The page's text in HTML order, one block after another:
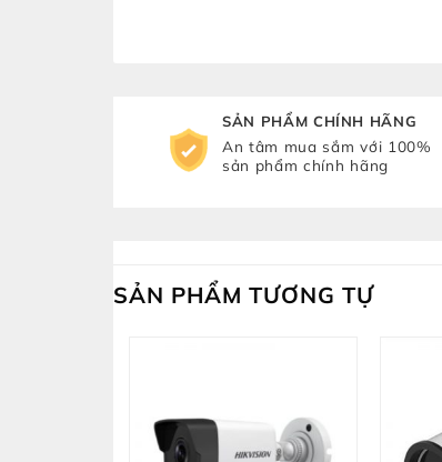
SẢN PHẨM CHÍNH HÃNG
An tâm mua sắm với 100%
sản phẩm chính hãng
SẢN PHẨM TƯƠNG TỰ